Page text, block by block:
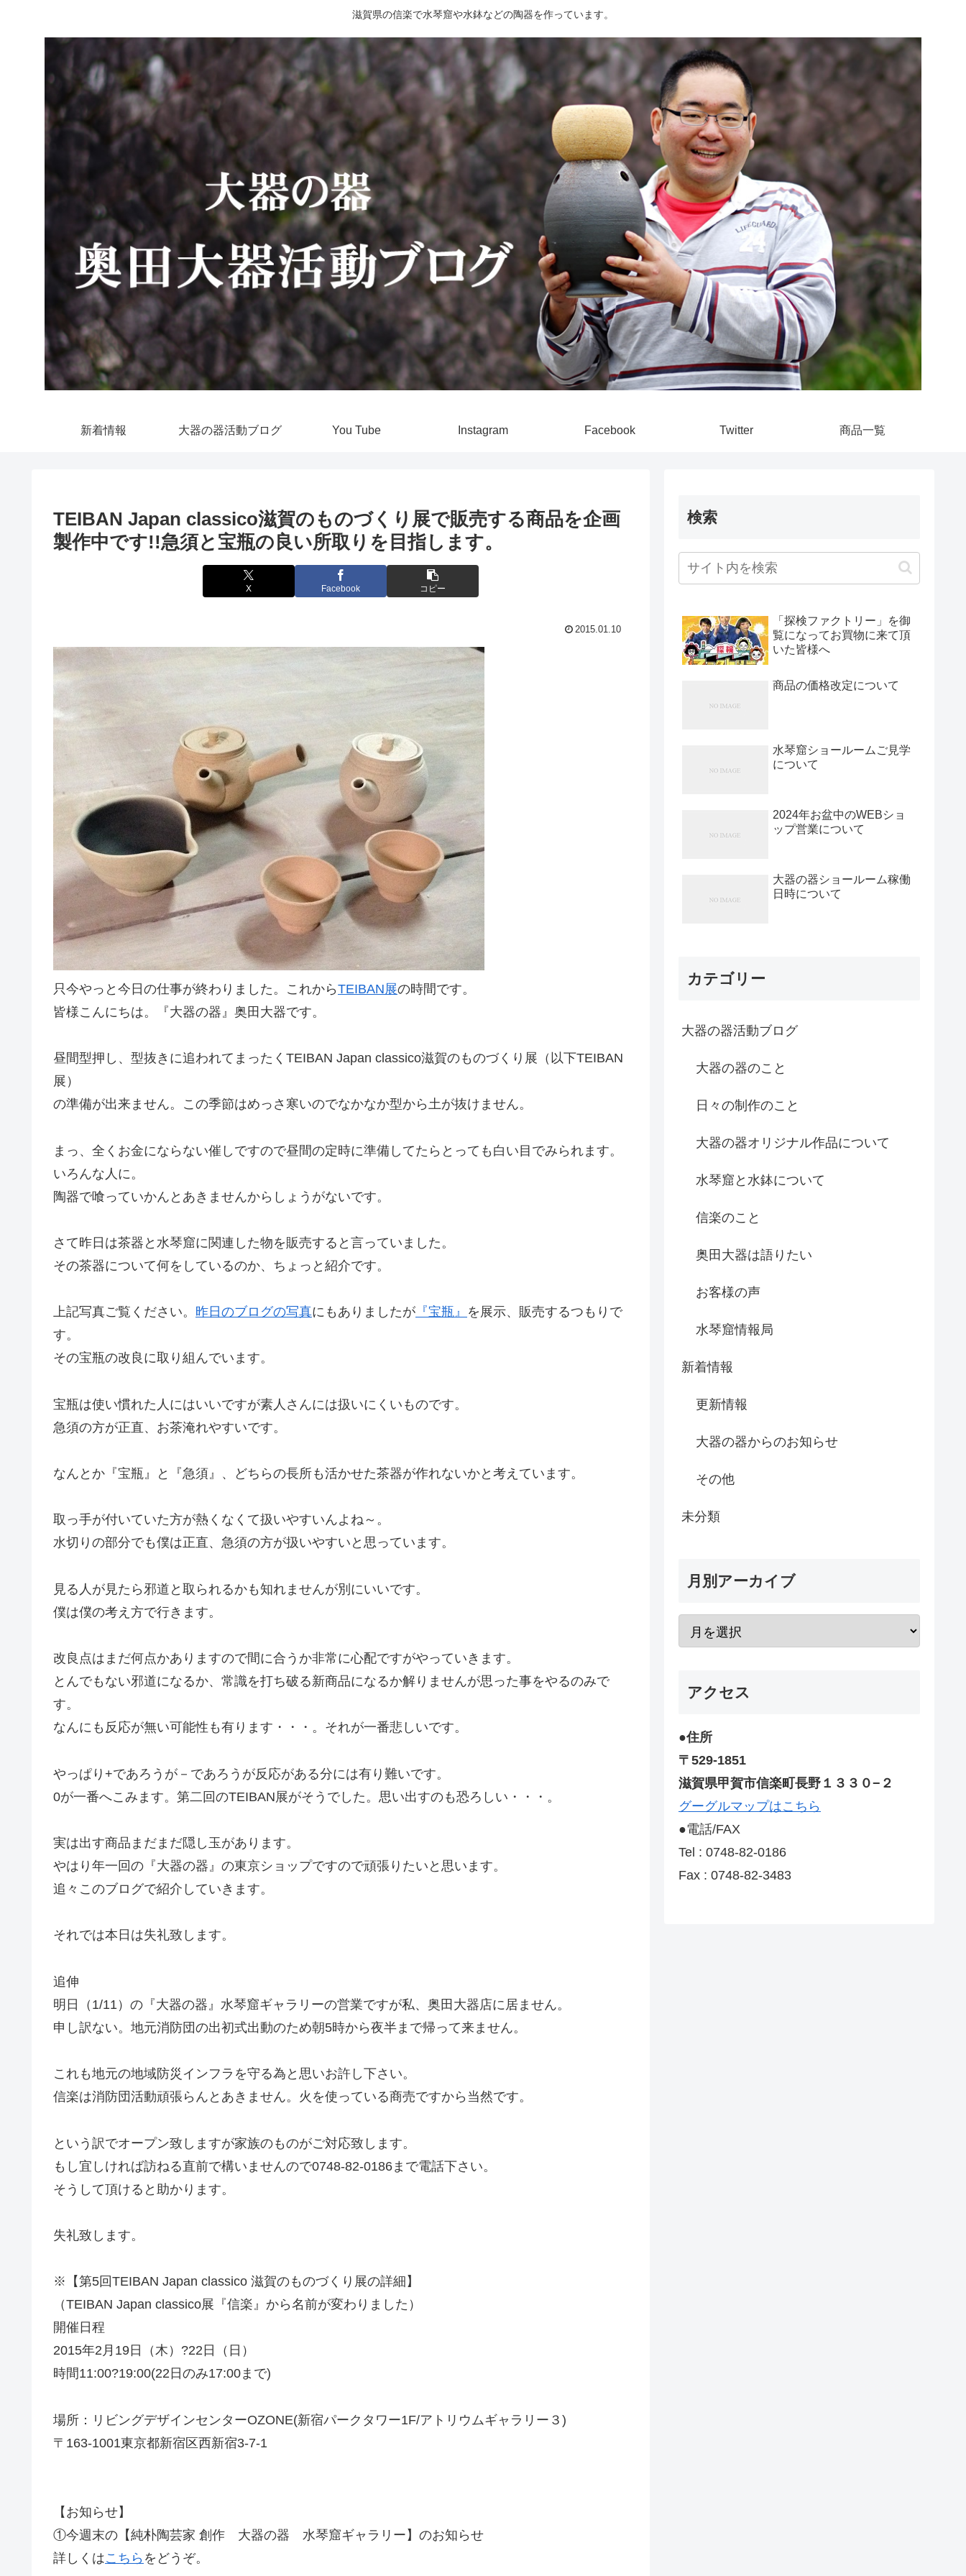
滋賀県の信楽で水琴窟や水鉢などの陶器を作っています。
新着情報 大器の器活動ブログ You Tube Instagram Facebook Twitter 商品一覧
TEIBAN Japan classico滋賀のものづくり展で販売する商品を企画
製作中です!!急須と宝瓶の良い所取りを目指します。
X Facebook コピー
2015.01.10
只今やっと今日の仕事が終わりました。これからTEIBAN展の時間です。
皆様こんにちは。『大器の器』奥田大器です。
昼間型押し、型抜きに追われてまったくTEIBAN Japan classico滋賀のものづくり展（以下TEIBAN
展）
の準備が出来ません。この季節はめっさ寒いのでなかなか型から土が抜けません。
まっ、全くお金にならない催しですので昼間の定時に準備してたらとっても白い目でみられます。
いろんな人に。
陶器で喰っていかんとあきませんからしょうがないです。
さて昨日は茶器と水琴窟に関連した物を販売すると言っていました。
その茶器について何をしているのか、ちょっと紹介です。
上記写真ご覧ください。 昨日のブログの写真にもありましたが 『宝瓶』 を展示、販売するつもりで
す。
その宝瓶の改良に取り組んでいます。
宝瓶は使い慣れた人にはいいですが素人さんには扱いにくいものです。
急須の方が正直、お茶淹れやすいです。
なんとか『宝瓶』と『急須』、どちらの長所も活かせた茶器が作れないかと考えています。
取っ手が付いていた方が熱くなくて扱いやすいんよね～。
水切りの部分でも僕は正直、急須の方が扱いやすいと思っています。
見る人が見たら邪道と取られるかも知れませんが別にいいです。
僕は僕の考え方で行きます。
改良点はまだ何点かありますので間に合うか非常に心配ですがやっていきます。
とんでもない邪道になるか、常識を打ち破る新商品になるか解りませんが思った事をやるのみで
す。
なんにも反応が無い可能性も有ります・・・。それが一番悲しいです。
やっぱり+であろうが－であろうが反応がある分には有り難いです。
0が一番へこみます。第二回のTEIBAN展がそうでした。思い出すのも恐ろしい・・・。
実は出す商品まだまだ隠し玉があります。
やはり年一回の『大器の器』の東京ショップですので頑張りたいと思います。
追々このブログで紹介していきます。
それでは本日は失礼致します。
追伸
明日（1/11）の『大器の器』水琴窟ギャラリーの営業ですが私、奥田大器店に居ません。
申し訳ない。地元消防団の出初式出動のため朝5時から夜半まで帰って来ません。
これも地元の地域防災インフラを守る為と思いお許し下さい。
信楽は消防団活動頑張らんとあきません。火を使っている商売ですから当然です。
という訳でオープン致しますが家族のものがご対応致します。
もし宜しければ訪ねる直前で構いませんので0748-82-0186まで電話下さい。
そうして頂けると助かります。
失礼致します。
※【第5回TEIBAN Japan classico 滋賀のものづくり展の詳細】
（TEIBAN Japan classico展『信楽』から名前が変わりました）
開催日程
2015年2月19日（木）?22日（日）
時間11:00?19:00(22日のみ17:00まで)
場所：リビングデザインセンターOZONE(新宿パーク タワー1F/アトリウムギャラリー３)
〒163-1001東京都新宿区西新宿3-7-1
【お知らせ】
①今週末の 【純朴陶芸家 創作 大器の器 水琴窟ギャラリー】のお知らせ
詳しくはこちら をどうぞ。
検索
「探検ファクトリー」を御
覧になってお買物に来て頂
いた皆様へ
商品の価格改定について
水琴窟ショールームご見学
について
2024年お盆中のWEBショ
ップ営業について
大器の器ショールーム稼働
日時について
カテゴリー
大器の器活動ブログ
大器の器のこと
日々の制作のこと
大器の器オリジナル作品について
水琴窟と水鉢について
信楽のこと
奥田大器は語りたい
お客様の声
水琴窟情報局
新着情報
更新情報
大器の器からのお知らせ
その他
未分類
月別アーカイブ
アクセス
●住所
〒529-1851
滋賀県甲賀市信楽町長野１３３０−２
グーグルマップはこちら
●電話/FAX
Tel : 0748-82-0186
Fax : 0748-82-3483